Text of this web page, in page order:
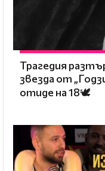
Трагедия
звезда от
отиде на 18🕊️